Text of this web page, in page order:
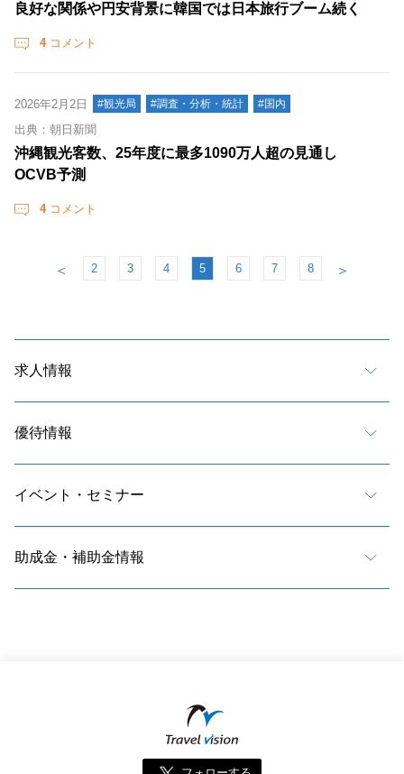
良好な関係や円安背景に韓国では日本旅行ブーム続く
4コメント
2026年2月2日 #観光局 #調査・分析・統計 #国内
出典：朝日新聞
沖縄観光客数、25年度に最多1090万人超の見通し
OCVB予測
4コメント
＜ 2 3 4 5 6 7 8 ＞
求人情報
優待情報
イベント・セミナー
助成金・補助金情報